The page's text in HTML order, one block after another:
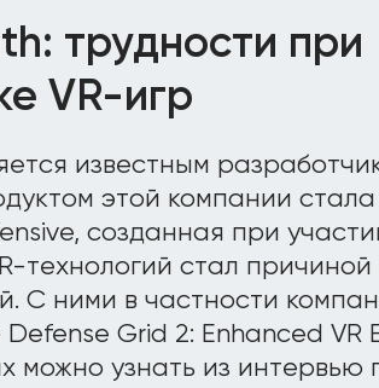
трудности при
VR-игр
известным
этой компании
созданная при
технологий стал причиной
С ними в частности
Grid 2: Enhanced VR
можно узнать из интервью